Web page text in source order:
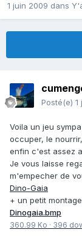
1 juin 2009 dans
Posté(e) 1
Voila un jeu
occuper, le
enfin c'est assez
Je vous laisse
m'empecher de
Dino-Gaia
+ un petit
Dinogaia.bmp
360.99 Ko · 396